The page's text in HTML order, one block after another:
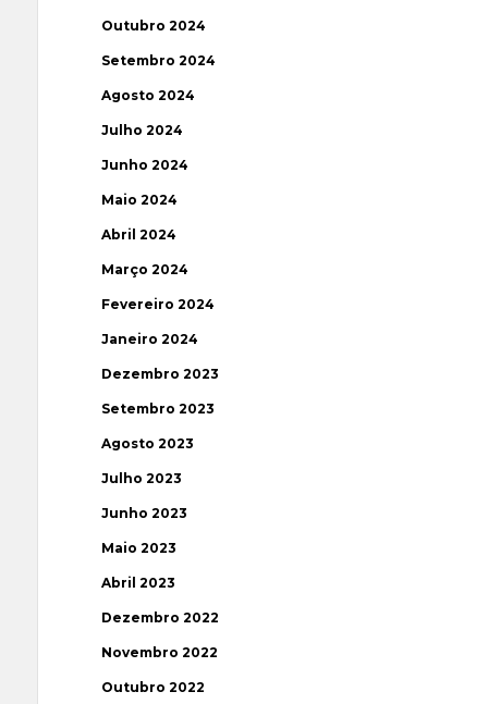
Outubro 2024
Setembro 2024
Agosto 2024
Julho 2024
Junho 2024
Maio 2024
Abril 2024
Março 2024
Fevereiro 2024
Janeiro 2024
Dezembro 2023
Setembro 2023
Agosto 2023
Julho 2023
Junho 2023
Maio 2023
Abril 2023
Dezembro 2022
Novembro 2022
Outubro 2022